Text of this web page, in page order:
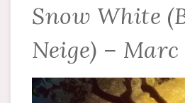
Snow White
Neige) – Marc